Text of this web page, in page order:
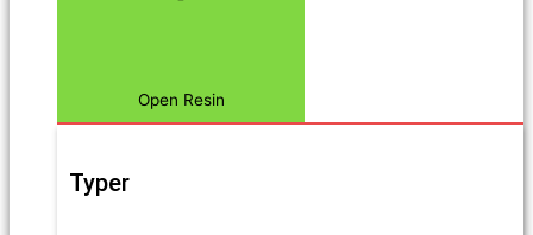
Open Resin
Typer